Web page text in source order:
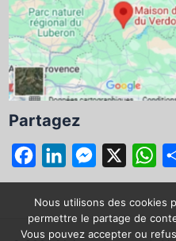
Partagez
a
c
e
i
n
k
e
s
s
W
h
a
t
Nous utilisons des cookies
permettre le partage de
Vous pouvez accepter ou